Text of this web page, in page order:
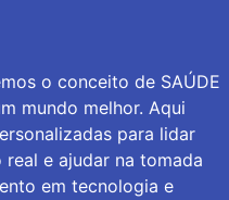
o conceito de SAÚDE
mundo melhor. Aqui
para lidar
e ajudar na tomada
em tecnologia e